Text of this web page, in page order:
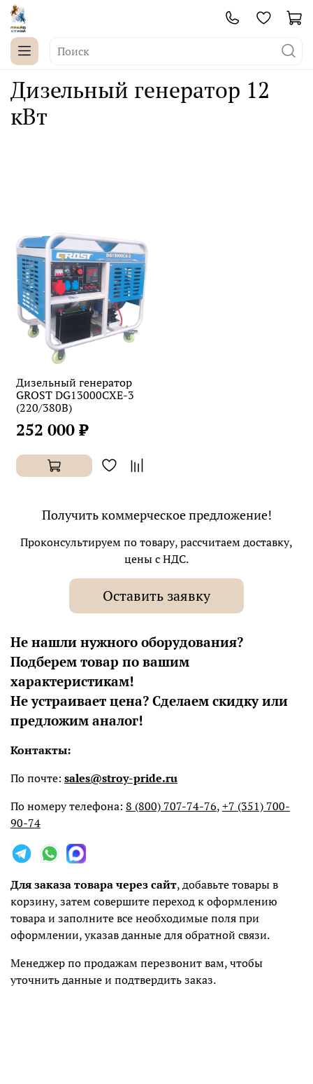
Дизельный генератор 12
кВт
Дизельный генератор
GROST DG13000CXE-3
(220/380В)
252 000 ₽
Получить коммерческое предложение!
Проконсультируем по товару, рассчитаем доставку,
цены с НДС.
Оставить заявку
Не нашли нужного оборудования?
Подберем товар по вашим
характеристикам!
Не устраивает цена? Сделаем скидку или
предложим аналог!
Контакты:
По почте: sales@stroy-pride.ru
По номеру телефона: 8 (800) 707-74-76,+7 (351) 700-
90-74
Для заказа товара через сайт, добавьте товары в
корзину, затем совершите переход к оформлению
товара и заполните все необходимые поля при
оформлении, указав данные для обратной связи.
Менеджер по продажам перезвонит вам, чтобы
уточнить данные и подтвердить заказ.